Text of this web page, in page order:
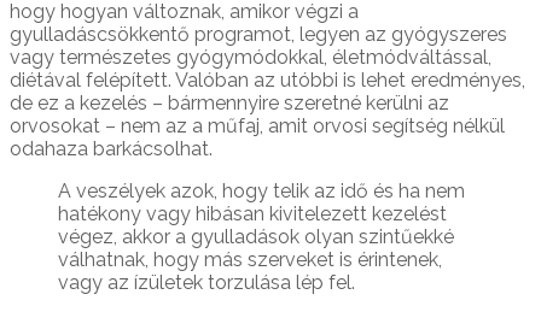
hogy hogyan változnak, amikor végzi a
gyulladáscsökkentő programot, legyen az gyógyszeres
vagy természetes gyógymódokkal, életmódváltással,
diétával felépített. Valóban az utóbbi is lehet eredményes,
de ez a kezelés – bármennyire szeretné kerülni az
orvosokat – nem az a műfaj, amit orvosi segítség nélkül
odahaza barkácsolhat.
A veszélyek azok, hogy telik az idő és ha nem
hatékony vagy hibásan kivitelezett kezelést
végez, akkor a gyulladások olyan szintűekké
válhatnak, hogy más szerveket is érintenek,
vagy az ízületek torzulása lép fel.